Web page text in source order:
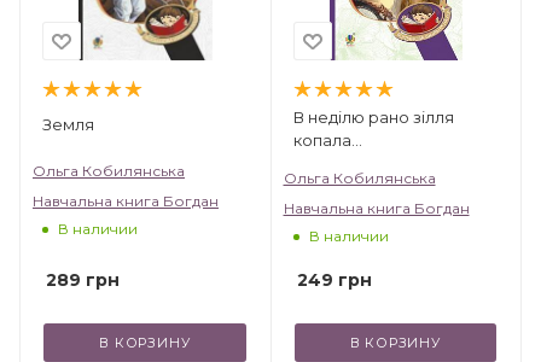
Земля
Ольга Кобилянська
Навчальна книга Богдан
В наличии
289 грн
В КОРЗИНУ
В неділю рано зілля
копала…
Ольга Кобилянська
Навчальна книга Богдан
В наличии
249 грн
В КОРЗИНУ